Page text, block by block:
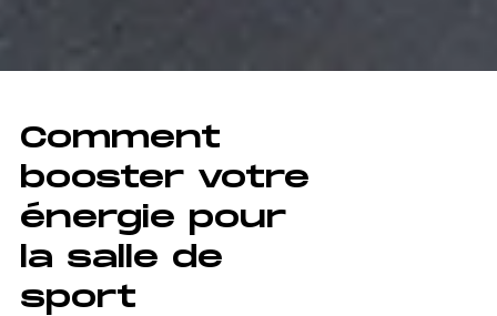
Comment
booster votre